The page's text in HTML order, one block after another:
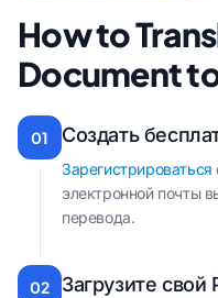
How to
Document
01 Создать
Зарегистрироваться
электронной почты
перевода.
02 Загрузите свой